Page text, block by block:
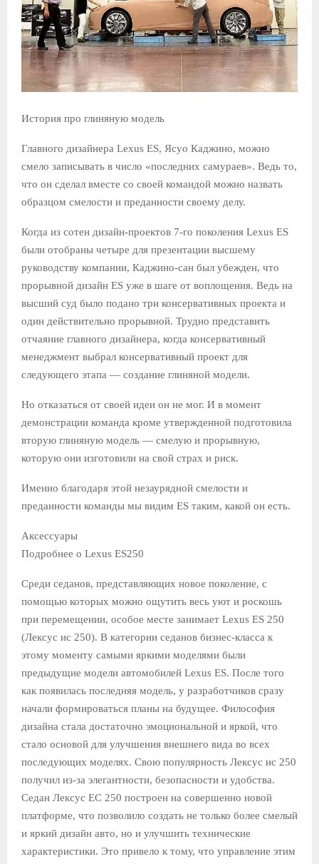
История про глиняную модель
Главного дизайнера Lexus ES, Ясуо Каджино, можно
смело записывать в число «последних самураев». Ведь то,
что он сделал вместе со своей командой можно назвать
образцом смелости и преданности своему делу.
Когда из сотен дизайн-проектов 7-го поколения Lexus ES
были отобраны четыре для презентации высшему
руководству компании, Каджино-сан был убежден, что
прорывной дизайн ES уже в шаге от воплощения. Ведь на
высший суд было подано три консервативных проекта и
один действительно прорывной. Трудно представить
отчаяние главного дизайнера, когда консервативный
менеджмент выбрал консервативный проект для
следующего этапа — создание глиняной модели.
Но отказаться от своей идеи он не мог. И в момент
демонстрации команда кроме утвержденной подготовила
вторую глиняную модель — смелую и прорывную,
которую они изготовили на свой страх и риск.
Именно благодаря этой незаурядной смелости и
преданности команды мы видим ES таким, какой он есть.
Аксессуары
Подробнее о Lexus ES250
Среди седанов, представляющих новое поколение, с
помощью которых можно ощутить весь уют и роскошь
при перемещении, особое месте занимает Lexus ES 250
(Лексус ис 250). В категории седанов бизнес-класса к
этому моменту самыми яркими моделями были
предыдущие модели автомобилей Lexus ES. После того
как появилась последняя модель, у разработчиков сразу
начали формироваться планы на будущее. Философия
дизайна стала достаточно эмоциональной и яркой, что
стало основой для улучшения внешнего вида во всех
последующих моделях. Свою популярность Лексус ис 250
получил из-за элегантности, безопасности и удобства.
Седан Лексус ЕС 250 построен на совершенно новой
платформе, что позволило создать не только более смелый
и яркий дизайн авто, но и улучшить технические
характеристики. Это привело к тому, что управление этим